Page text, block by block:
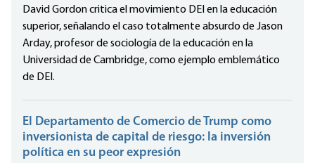
David Gordon critica el movimiento DEI en la educación
superior, señalando el caso totalmente absurdo de Jason
Arday, profesor de sociología de la educación en la
Universidad de Cambridge, como ejemplo emblemático
de DEI.
El Departamento de Comercio de Trump como
inversionista de capital de riesgo: la inversión
política en su peor expresión